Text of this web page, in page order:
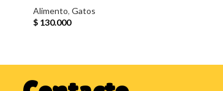
Alimento, Gatos
$ 130.000